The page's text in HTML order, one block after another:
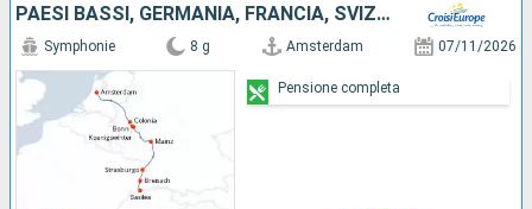
PAESI BASSI, GERMANIA, FRANCIA, SVIZZERA
Symphonie 8 g Amsterdam 07/11/2026
Pensione completa